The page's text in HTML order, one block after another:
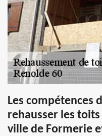
Les compétences
rehausser les
ville de Formerie